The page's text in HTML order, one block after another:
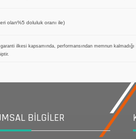
olan%5 doluluk oranı ile)
ilkesi kapsamında, performansından memnun
BİLGİLER